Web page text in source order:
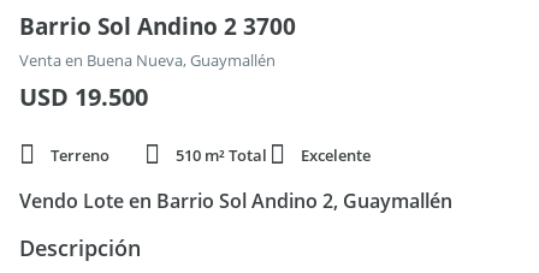
Barrio Sol Andino 2 3700
Venta en Buena Nueva, Guaymallén
USD 19.500
Terreno 510 m² Total Excelente
Vendo Lote en Barrio Sol Andino 2, Guaymallén
Descripción